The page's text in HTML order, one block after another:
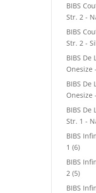
BIBS
Str. 2 -
BIBS
Str. 2 -
BIBS De
Onesize
BIBS De
Onesize
BIBS De
Str. 1 -
BIBS
1 (6)
BIBS
2 (5)
BIBS